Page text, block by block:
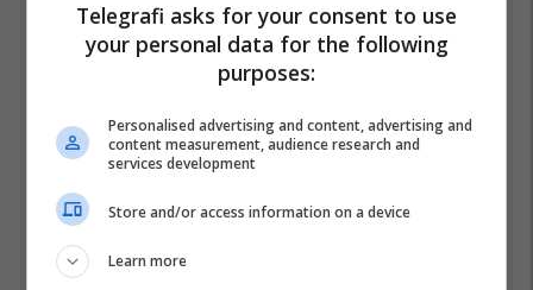
Telegrafi asks for your consent to use
your personal data for the following
purposes:
Personalised advertising and content, advertising and
content measurement, audience research and
services development
Store and/or access information on a device
Learn more